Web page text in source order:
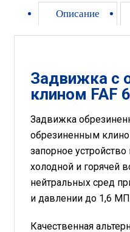
Описание
Задвижка с
клином FAF
Задвижка
обрезиненным
запорное
холодной и горячей
нейтральных сред
и давлении до 1,6
Качественная